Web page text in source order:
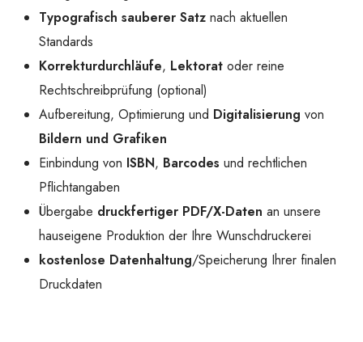
Typografisch sauberer Satz nach aktuellen
Standards
Korrekturdurchläufe, Lektorat oder reine
Rechtschreibprüfung (optional)
Aufbereitung, Optimierung und Digitalisierung von
Bildern und Grafiken
Einbindung von ISBN, Barcodes und rechtlichen
Pflichtangaben
Übergabe druckfertiger PDF/X-Daten an unsere
hauseigene Produktion der Ihre Wunschdruckerei
kostenlose Datenhaltung/Speicherung Ihrer finalen
Druckdaten